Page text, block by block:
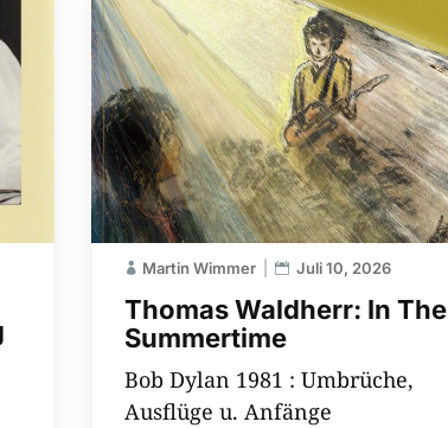
Thomas Waldherr: In The
Summertime
Martin Wimmer Juli 10, 2026
Bob Dylan 1981 : Umbrüche,
Ausflüge u. Anfänge